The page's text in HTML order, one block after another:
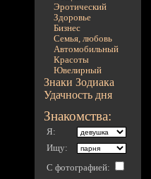
Эротический
Здоровье
Бизнес
Семья, любовь
Автомобильный
Красоты
Ювелирный
Знаки Зодиака
Удачность дня
Знакомства:
Я:
Ищу:
С фотографией: